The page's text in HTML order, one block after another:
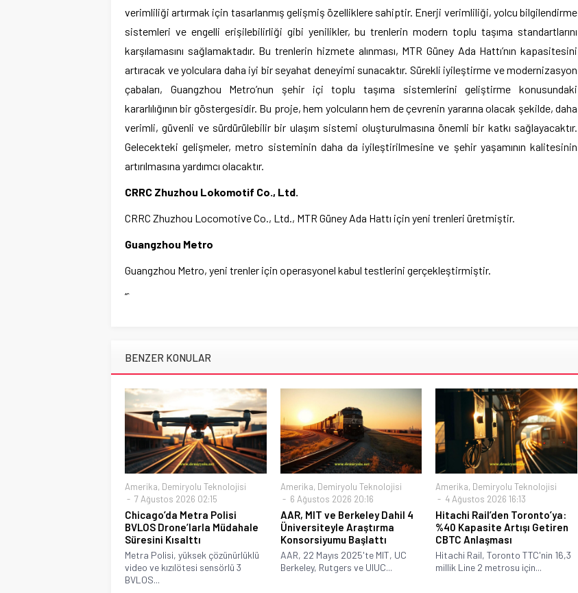
verimliliği artırmak için tasarlanmış gelişmiş özelliklere sahiptir. Enerji verimliliği, yolcu bilgilendirme
sistemleri ve engelli erişilebilirliği gibi yenilikler, bu trenlerin modern toplu taşıma standartlarını
karşılamasını sağlamaktadır. Bu trenlerin hizmete alınması, MTR Güney Ada Hattı’nın kapasitesini
artıracak ve yolculara daha iyi bir seyahat deneyimi sunacaktır. Sürekli iyileştirme ve modernizasyon
çabaları, Guangzhou Metro’nun şehir içi toplu taşıma sistemlerini geliştirme konusundaki
kararlılığının bir göstergesidir. Bu proje, hem yolcuların hem de çevrenin yararına olacak şekilde, daha
verimli, güvenli ve sürdürülebilir bir ulaşım sistemi oluşturulmasına önemli bir katkı sağlayacaktır.
Gelecekteki gelişmeler, metro sisteminin daha da iyileştirilmesine ve şehir yaşamının kalitesinin
artırılmasına yardımcı olacaktır.
CRRC Zhuzhou Lokomotif Co., Ltd.
CRRC Zhuzhou Locomotive Co., Ltd., MTR Güney Ada Hattı için yeni trenleri üretmiştir.
Guangzhou Metro
Guangzhou Metro, yeni trenler için operasyonel kabul testlerini gerçekleştirmiştir.
“`
BENZER KONULAR
Amerika, Demiryolu Teknolojisi
7 Ağustos 2026 02:15
Chicago’da Metra Polisi
BVLOS Drone’larla Müdahale
Süresini Kısalttı
Metra Polisi, yüksek çözünürlüklü
video ve kızılötesi sensörlü 3
BVLOS...
Amerika, Demiryolu Teknolojisi
6 Ağustos 2026 20:16
AAR, MIT ve Berkeley Dahil 4
Üniversiteyle Araştırma
Konsorsiyumu Başlattı
AAR, 22 Mayıs 2025'te MIT, UC
Berkeley, Rutgers ve UIUC...
Amerika, Demiryolu Teknolojisi
4 Ağustos 2026 16:13
Hitachi Rail’den Toronto’ya:
%40 Kapasite Artışı Getiren
CBTC Anlaşması
Hitachi Rail, Toronto TTC'nin 16,3
millik Line 2 metrosu için...